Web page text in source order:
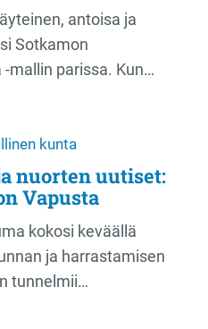
antoisa ja
Sotkamon
mallin parissa. Kun…
kunta
nuorten uutiset:
Vapusta
kokosi keväällä
ja harrastamisen
tunnelmii…